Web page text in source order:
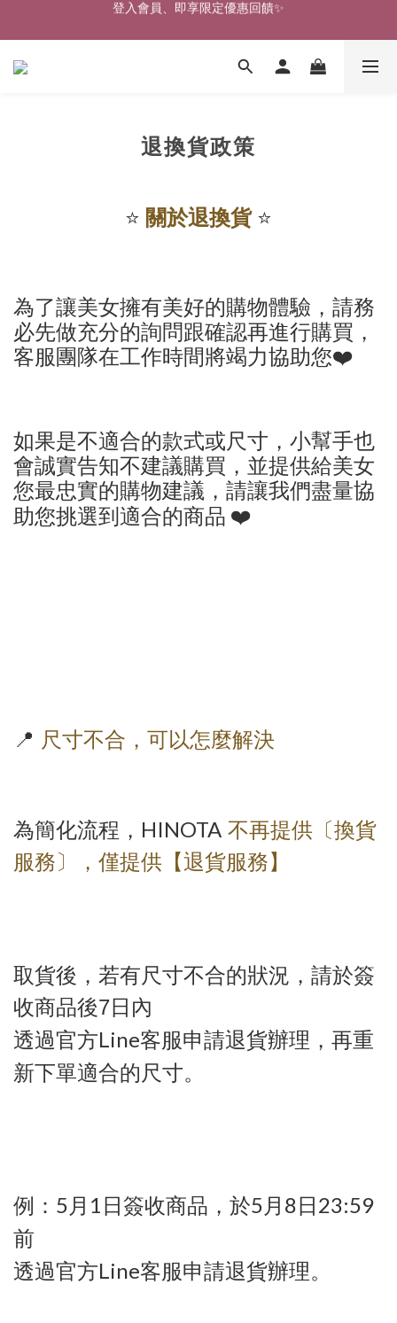
登入會員、即享限定優惠回饋✨
退換貨政策
⭐️ 關於退換貨 ⭐️
為了讓美女擁有美好的購物體驗，請務
必先做充分的詢問跟確認再進行購買，
客服團隊在工作時間將竭力協助您❤️
如果是不適合的款式或尺寸，小幫手也
會誠實告知不建議購買，並提供給美女
您最忠實的購物建議，請讓我們盡量協
助您挑選到適合的商品 ❤️
📍 尺寸不合，可以怎麼解決
為簡化流程， HINOTA 不再提供〔換貨
服務〕，僅提供【退貨服務】
取貨後，若有尺寸不合的狀況，請於簽
收商品後7日內
透過官方Line客服申請退貨辦理，再重
新下單適合的尺寸。
例： 5 月 1日簽收商品，於5 月 8日23:59
前
透過官方Line客服申請退貨辦理。